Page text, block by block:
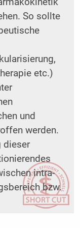
So sollte
etc.)
und
werden.
dieser
intra-
bzw.